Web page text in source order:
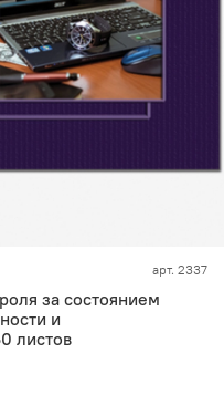
арт. 2337
за состоянием
и
листов